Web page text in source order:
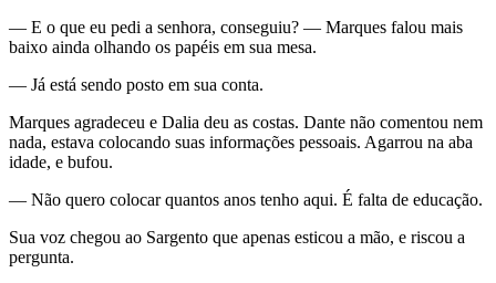
— E o que eu pedi a senhora, conseguiu? — Marques falou mais
baixo ainda olhando os papéis em sua mesa.
— Já está sendo posto em sua conta.
Marques agradeceu e Dalia deu as costas. Dante não comentou nem
nada, estava colocando suas informações pessoais. Agarrou na aba
idade, e bufou.
— Não quero colocar quantos anos tenho aqui. É falta de educação.
Sua voz chegou ao Sargento que apenas esticou a mão, e riscou a
pergunta.